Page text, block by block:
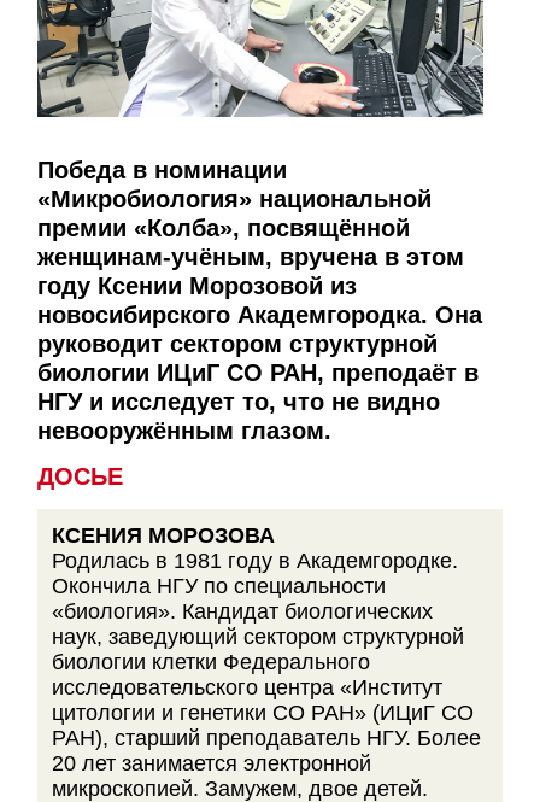
Победа в номинации
«Микробиология» национальной
премии «Колба», посвящённой
женщинам-учёным, вручена в этом
году Ксении Морозовой из
новосибирского Академгородка. Она
руководит сектором структурной
биологии ИЦиГ СО РАН, преподаёт в
НГУ и исследует то, что не видно
невооружённым глазом.
ДОСЬЕ
КСЕНИЯ МОРОЗОВА
Родилась в 1981 году в Академгородке.
Окончила НГУ по специальности
«биология». Кандидат биологических
наук, заведующий сектором структурной
биологии клетки Федерального
исследовательского центра «Институт
цитологии и генетики СО РАН» (ИЦиГ СО
РАН), старший преподаватель НГУ. Более
20 лет занимается электронной
микроскопией. Замужем, двое детей.